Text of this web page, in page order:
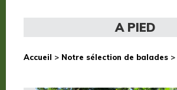
A PIED
Accueil > Notre sélection de balades >